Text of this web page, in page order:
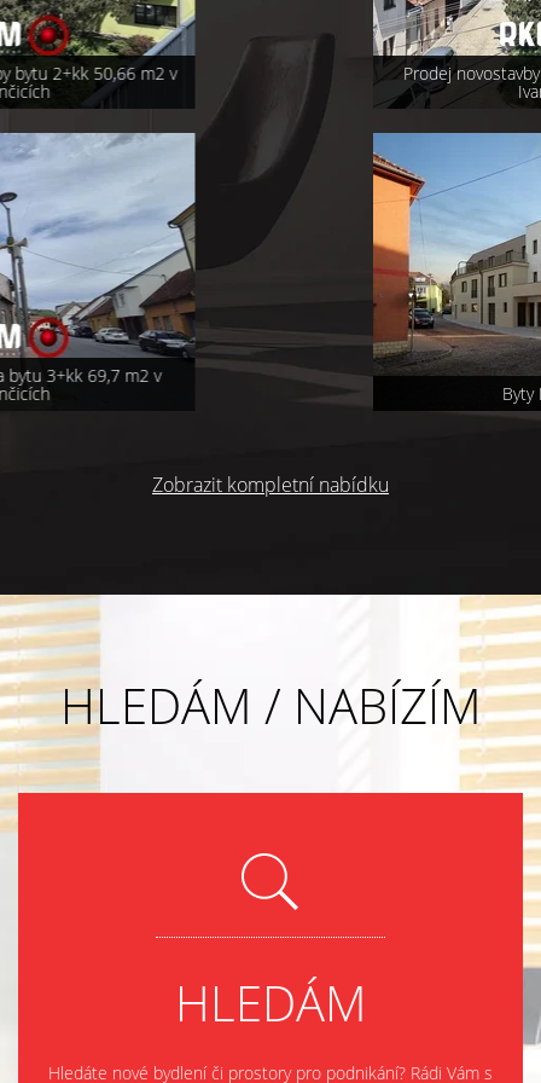
Prodej novostavby bytu 2+kk 50,66 m2 v
Ivančicích
Zobrazit kompletní nabídku
HLEDÁM / NABÍZÍM
HLEDÁM
Hledáte nové bydlení či prostory pro podnikání? Rádi Vám s